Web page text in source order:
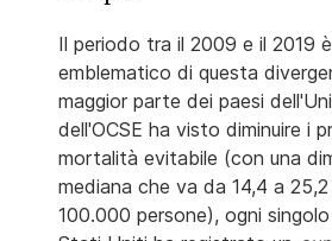
Il periodo tra il 2009 e il 2019
emblematico di questa
maggior parte dei paesi
dell'OCSE ha visto diminuire i
mortalità evitabile (con una
mediana che va da 14,4 a
100.000 persone), ogni